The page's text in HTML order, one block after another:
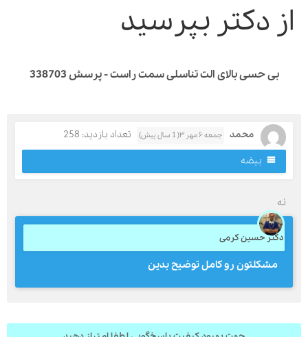
دکتر بپرسید
بی حسی بالای الت تناسلی سمت راست - پرسش 338703
محمد جمعه ۶ مهر ۳( 1 سال پیش)
تعداد بازدید: 258
بیضه
دکتر حسین کرمی
مشکلتون رو کامل توضیح بدین